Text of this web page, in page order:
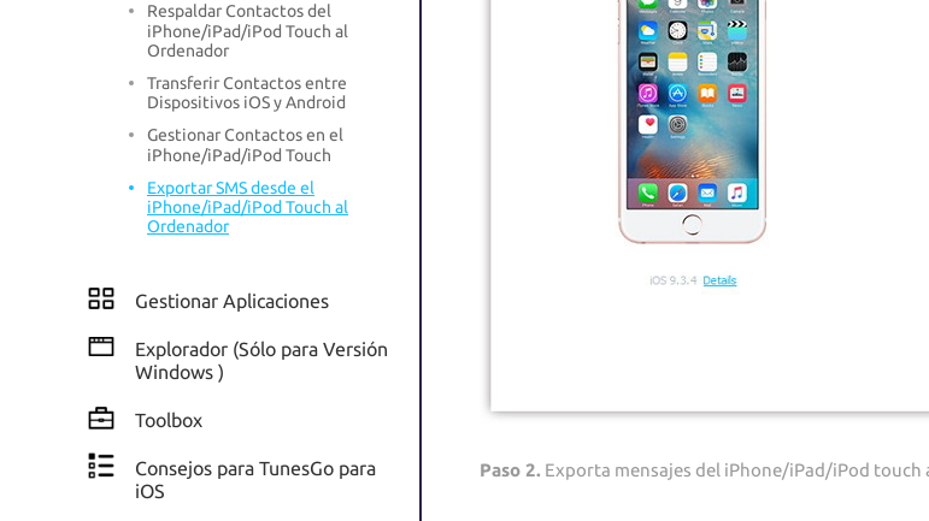
Respaldar Contactos del
iPhone/iPad/iPod Touch al
Ordenador
Transferir Contactos entre
Dispositivos iOS y Android
Gestionar Contactos en el
iPhone/iPad/iPod Touch
Exportar SMS desde el
iPhone/iPad/iPod Touch al
Ordenador
Gestionar Aplicaciones
Explorador (Sólo para Versión
Windows )
Toolbox
Consejos para TunesGo para
iOS
Paso 2. Exporta mensajes del iPhone/iPad/iPod touch